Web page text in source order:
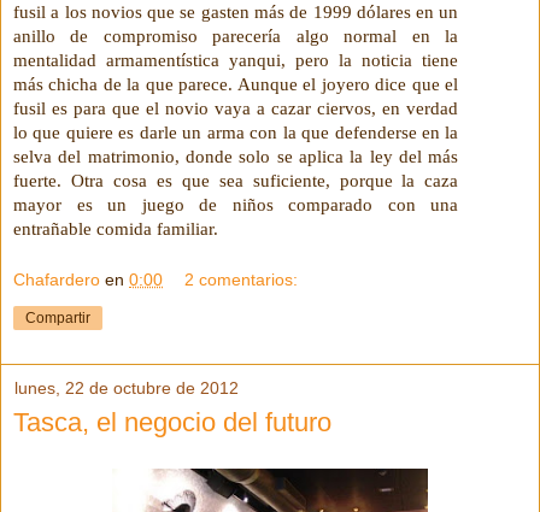
fusil a los novios que se gasten más de 1999 dólares en un
anillo de compromiso parecería algo normal en la
mentalidad armamentística yanqui, pero la noticia tiene
más chicha de la que parece. Aunque el joyero dice que el
fusil es para que el novio vaya a cazar ciervos, en verdad
lo que quiere es darle un arma con la que defenderse en la
selva del matrimonio, donde solo se aplica la ley del más
fuerte. Otra cosa es que sea suficiente, porque la caza
mayor es un juego de niños comparado con una
entrañable comida familiar.
Chafardero en 0:00 2 comentarios:
Compartir
lunes, 22 de octubre de 2012
Tasca, el negocio del futuro